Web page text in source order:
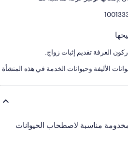
الغرفة تقديم إثبات زواج.
الأليفة وحيوانات الخدمة في هذه المنشأة
مناسبة لاصطحاب الحيوانات